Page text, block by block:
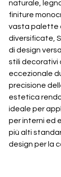
naturale,
finiture
vasta palette
diversificate,
di design
stili decorativi
eccezionale
precisione
estetica
ideale per
per interni ed
più alti
design per la